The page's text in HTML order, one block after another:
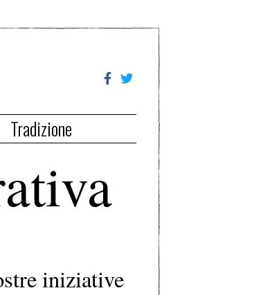
Tradizione
iniziative